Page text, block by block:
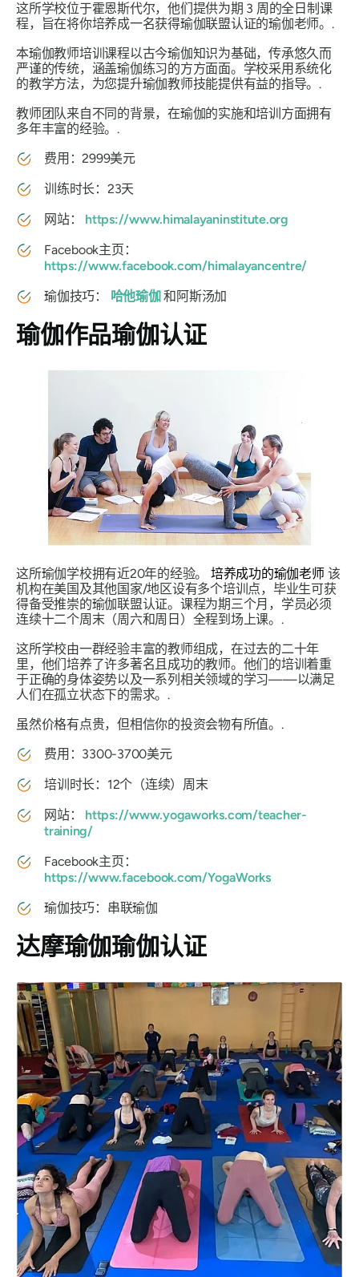
这所学校位于霍恩斯代尔，他们提供为期 3 周的全日制课
程，旨在将你培养成一名获得瑜伽联盟认证的瑜伽老师。.
本瑜伽教师培训课程以古今瑜伽知识为基础，传承悠久而
严谨的传统，涵盖瑜伽练习的方方面面。学校采用系统化
的教学方法，为您提升瑜伽教师技能提供有益的指导。.
教师团队来自不同的背景，在瑜伽的实施和培训方面拥有
多年丰富的经验。.
费用：2999美元
训练时长：23天
网站： https://www.himalayaninstitute.org
Facebook主页：
https://www.facebook.com/himalayancentre/
瑜伽技巧： 哈他瑜伽 和阿斯汤加
瑜伽作品瑜伽认证
这所瑜伽学校拥有近20年的经验。 培养成功的瑜伽老师 该
机构在美国及其他国家/地区设有多个培训点，毕业生可获
得备受推崇的瑜伽联盟认证。课程为期三个月，学员必须
连续十二个周末（周六和周日）全程到场上课。.
这所学校由一群经验丰富的教师组成，在过去的二十年
里，他们培养了许多著名且成功的教师。他们的培训着重
于正确的身体姿势以及一系列相关领域的学习——以满足
人们在孤立状态下的需求。.
虽然价格有点贵，但相信你的投资会物有所值。.
费用：3300-3700美元
培训时长：12个（连续）周末
网站： https://www.yogaworks.com/teacher-
training/
Facebook主页：
https://www.facebook.com/YogaWorks
瑜伽技巧：串联瑜伽
达摩瑜伽瑜伽认证